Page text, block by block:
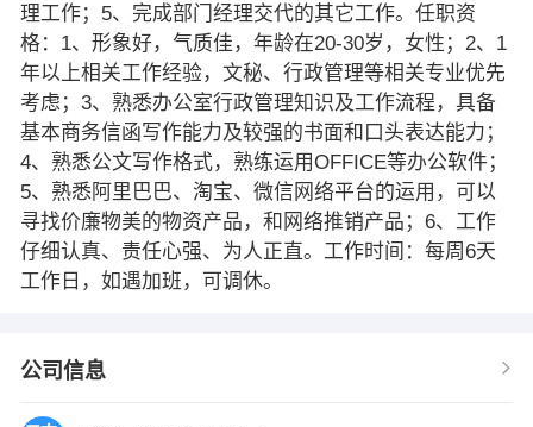
理工作；5、完成部门经理交代的其它工作。任职资
格：1、形象好，气质佳，年龄在20-30岁，女性；2、1
年以上相关工作经验，文秘、行政管理等相关专业优先
考虑；3、熟悉办公室行政管理知识及工作流程，具备
基本商务信函写作能力及较强的书面和口头表达能力；
4、熟悉公文写作格式，熟练运用OFFICE等办公软件；
5、熟悉阿里巴巴、淘宝、微信网络平台的运用，可以
寻找价廉物美的物资产品，和网络推销产品；6、工作
仔细认真、责任心强、为人正直。工作时间：每周6天
工作日，如遇加班，可调休。
公司信息